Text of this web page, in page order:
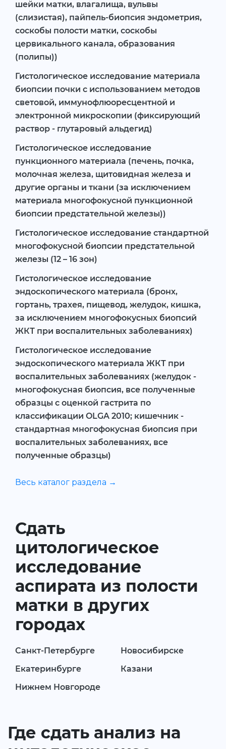
шейки матки, влагалища, вульвы
(слизистая), пайпель-биопсия эндометрия,
соскобы полости матки, соскобы
цервикального канала, образования
(полипы))
Гистологическое исследование материала
биопсии почки с использованием методов
световой, иммунофлюоресцентной и
электронной микроскопии (фиксирующий
раствор - глутаровый альдегид)
Гистологическое исследование
пункционного материала (печень, почка,
молочная железа, щитовидная железа и
другие органы и ткани (за исключением
материала многофокусной пункционной
биопсии предстательной железы))
Гистологическое исследование стандартной
многофокусной биопсии предстательной
железы (12 – 16 зон)
Гистологическое исследование
эндоскопического материала (бронх,
гортань, трахея, пищевод, желудок, кишка,
за исключением многофокусных биопсий
ЖКТ при воспалительных заболеваниях)
Гистологическое исследование
эндоскопического материала ЖКТ при
воспалительных заболеваниях (желудок -
многофокусная биопсия, все полученные
образцы с оценкой гастрита по
классификации OLGA 2010; кишечник -
стандартная многофокусная биопсия при
воспалительных заболеваниях, все
полученные образцы)
Весь каталог раздела →
Сдать
цитологическое
исследование
аспирата из полости
матки в других
городах
Санкт-Петербурге
Новосибирске
Екатеринбурге
Казани
Нижнем Новгороде
Где сдать анализ на